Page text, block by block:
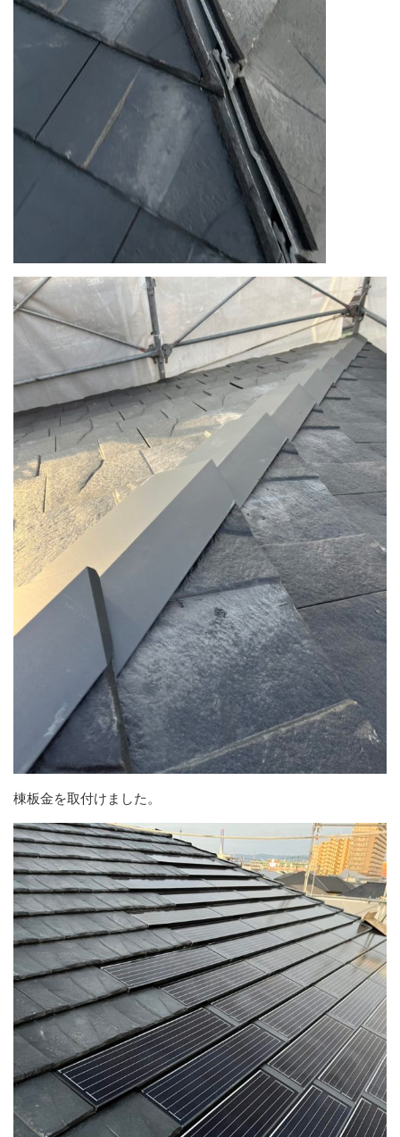
棟板金を取付けました。